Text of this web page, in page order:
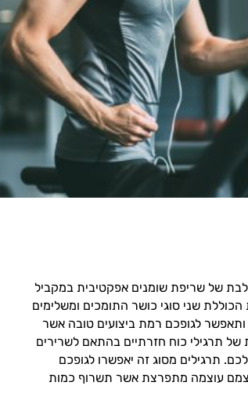
של שריפת שומנים אפקטיבית במקביל
שני סוגי כושר התומכים ומשלימים
לגופכם רמת ביצועים טובה אשר
תרגילי כוח חזרתיים בהתאם לשרירים
תרגילים מסוג זה יאפשרו לגופכם
עוצמה מתפרצת אשר תשרוף כמות